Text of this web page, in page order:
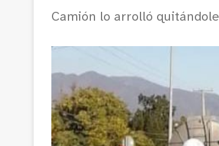
Camión lo arrolló